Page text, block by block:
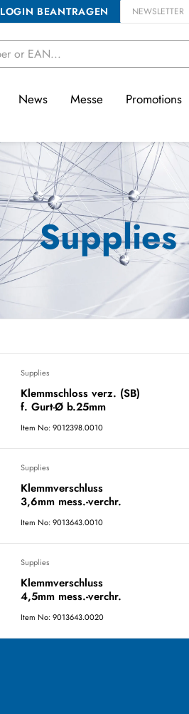
LOGIN BEANTRAGEN NEWSLETTER
News Messe Promotions
Supplies
Supplies
Klemmschloss verz. (SB)
f. Gurt-Ø b.25mm
Item No: 9012398.0010
Supplies
Klemmverschluss
3,6mm mess.-verchr.
Item No: 9013643.0010
Supplies
Klemmverschluss
4,5mm mess.-verchr.
Item No: 9013643.0020